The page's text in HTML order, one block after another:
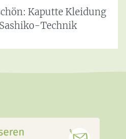
Kaputte Kleidung
Technik